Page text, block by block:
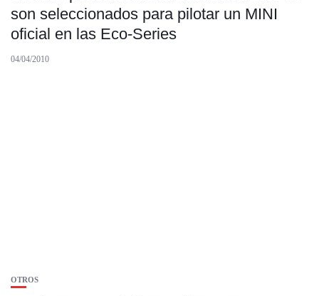
son seleccionados para pilotar un MINI
oficial en las Eco-Series
04/04/2010
OTROS